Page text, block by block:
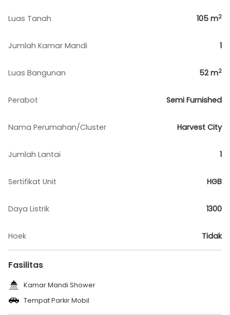
Luas Tanah 105 m2
Jumlah Kamar Mandi 1
Luas Bangunan 52m2
Perabot Semi Furnished
Nama Perumahan/Cluster Harvest City
Jumlah Lantai 1
Sertifikat Unit HGB
Daya Listrik 1300
Hoek Tidak
Fasilitas
Kamar Mandi Shower
Tempat Parkir Mobil